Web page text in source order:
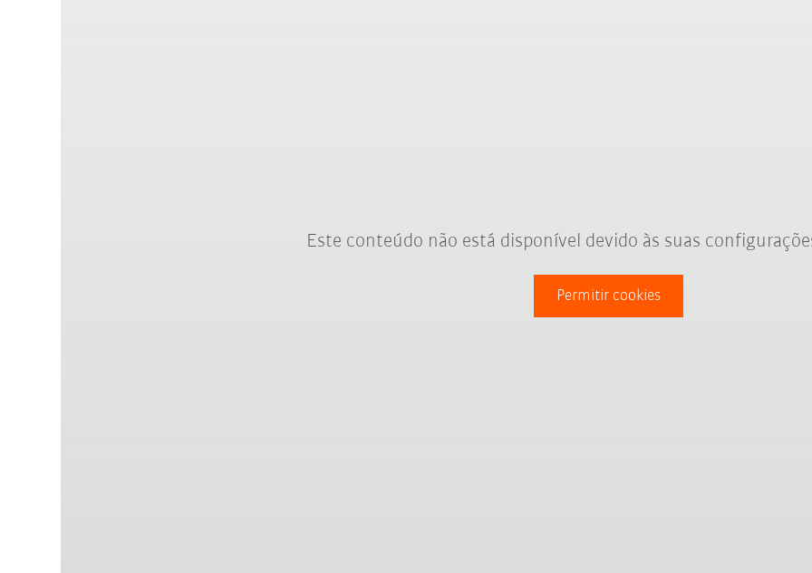
Este conteúdo não está disponível devido às suas
Permitir cookies